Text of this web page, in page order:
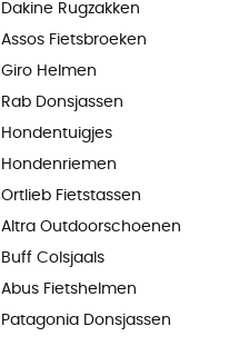
Dakine Rugzakken
Assos Fietsbroeken
Giro Helmen
Rab Donsjassen
Hondentuigjes
Hondenriemen
Ortlieb Fietstassen
Altra Outdoorschoenen
Buff Colsjaals
Abus Fietshelmen
Patagonia Donsjassen